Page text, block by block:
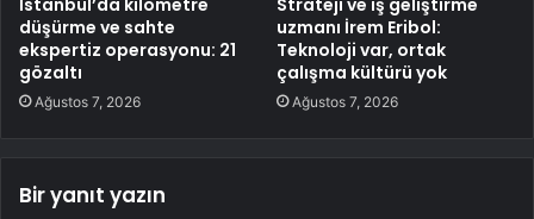
İstanbul’da kilometre
düşürme ve sahte
ekspertiz operasyonu: 21
gözaltı
Ağustos 7, 2026
Strateji ve iş geliştirme
uzmanı İrem Eribol:
Teknoloji var, ortak
çalışma kültürü yok
Ağustos 7, 2026
Bir yanıt yazın